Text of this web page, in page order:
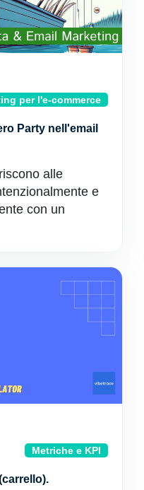
per l'e-commerce
Party nell'email
alle
e
con un
Metriche e KPI